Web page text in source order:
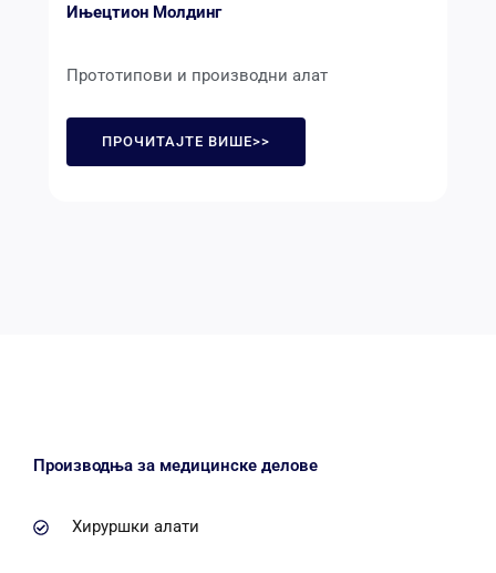
Ињецтион Молдинг
Прототипови и производни алат
ПРОЧИТАЈТЕ ВИШЕ>>
Производња за медицинске делове
Хируршки алати